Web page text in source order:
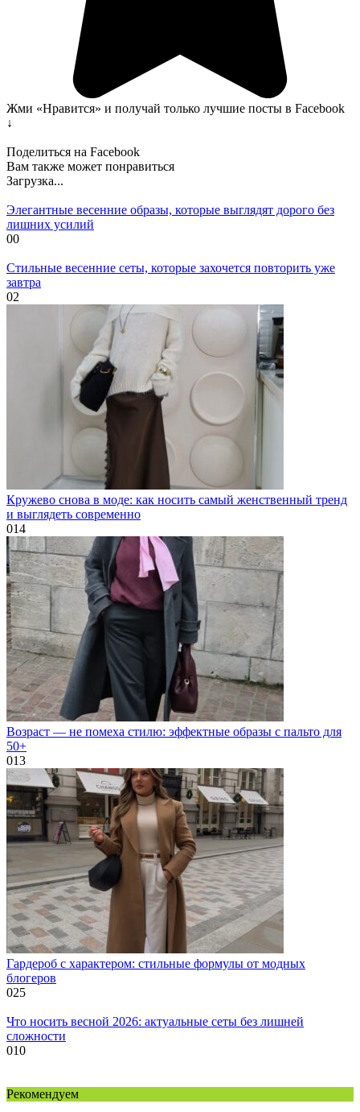
Жми «Нравится» и получай только лучшие посты в Facebook
↓
Поделиться на Facebook
Вам также может понравиться
Загрузка...
Элегантные весенние образы, которые выглядят дорого без
лишних усилий
00
Стильные весенние сеты, которые захочется повторить уже
завтра
02
Кружево снова в моде: как носить самый женственный тренд
и выглядеть современно
014
Возраст — не помеха стилю: эффектные образы с пальто для
50+
013
Гардероб с характером: стильные формулы от модных
блогеров
025
Что носить весной 2026: актуальные сеты без лишней
сложности
010
Рекомендуем